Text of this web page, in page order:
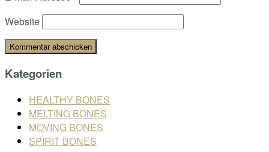
Website
Kategorien
HEALTHY BONES
MELTING BONES
MOVING BONES
SPIRIT BONES